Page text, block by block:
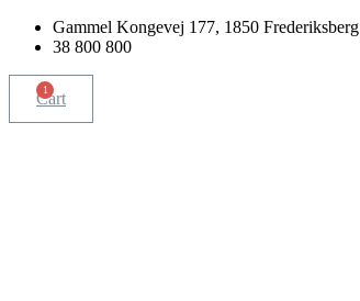
Skip
Gammel Kongevej 177, 1850 Frederiksberg
38 800 800
Cart